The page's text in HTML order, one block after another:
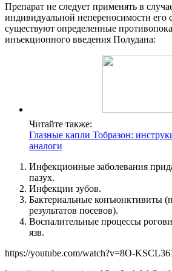
Препарат не следует применять в
индивидуальной непереносимости
существуют определенные
инъекционного введения Полудана:
Читайте также:
Глазные капли Тобразон:
аналоги
Инфекционные заболевания
пазух.
Инфекции зубов.
Бактериальные конъюнктивиты
результатов посевов).
Воспалительные процессы
язв.
https://youtube.com/watch?v=8O-